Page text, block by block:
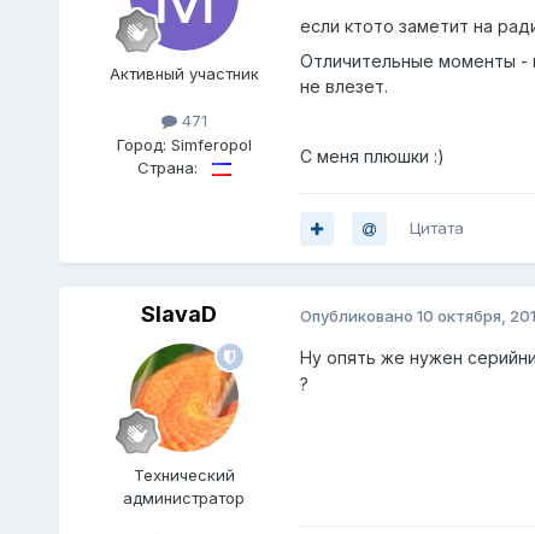
Активный участник
471
Город: Simferopol
Страна:
если ктото заметит на
Отличительные моменты -
не влезет.
С меня плюшки :)
Цитата
SlavaD
Технический
администратор
Опубликовано 10 октября,
Ну опять же нужен
?